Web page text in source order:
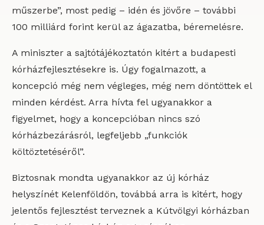
műszerbe”, most pedig – idén és jövőre – további
100 milliárd forint kerül az ágazatba, béremelésre.
A miniszter a sajtótájékoztatón kitért a budapesti
kórházfejlesztésekre is. Úgy fogalmazott, a
koncepció még nem végleges, még nem döntöttek el
minden kérdést. Arra hívta fel ugyanakkor a
figyelmet, hogy a koncepcióban nincs szó
kórházbezárásról, legfeljebb „funkciók
költöztetéséről”.
Biztosnak mondta ugyanakkor az új kórház
helyszínét Kelenföldön, továbbá arra is kitért, hogy
jelentős fejlesztést terveznek a Kútvölgyi kórházban